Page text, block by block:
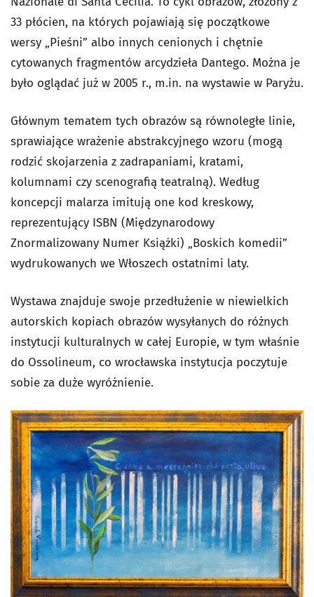
33 płócien, na których pojawiają się początkowe
wersy „Pieśni” albo innych cenionych i chętnie
cytowanych fragmentów arcydzieła Dantego. Można je
było oglądać już w 2005 r., m.in. na wystawie w Paryżu.
Głównym tematem tych obrazów są równoległe linie,
sprawiające wrażenie abstrakcyjnego wzoru (mogą
rodzić skojarzenia z zadrapaniami, kratami,
kolumnami czy scenografią teatralną). Według
koncepcji malarza imitują one kod kreskowy,
reprezentujący ISBN (Międzynarodowy
Znormalizowany Numer Książki) „Boskich komedii”
wydrukowanych we Włoszech ostatnimi laty.
Wystawa znajduje swoje przedłużenie w niewielkich
autorskich kopiach obrazów wysyłanych do różnych
instytucji kulturalnych w całej Europie, w tym właśnie
do Ossolineum, co wrocławska instytucja poczytuje
sobie za duże wyróżnienie.